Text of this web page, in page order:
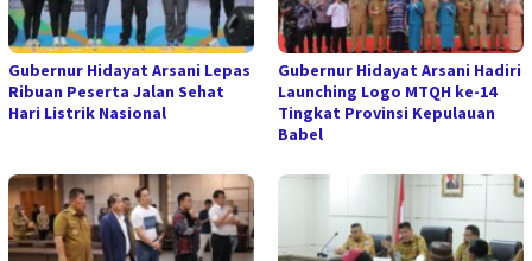
Gubernur Hidayat Arsani Lepas
Ribuan Peserta Jalan Sehat
Hari Listrik Nasional
Gubernur Hidayat Arsani Hadiri
Launching Logo MTQH ke-14
Tingkat Provinsi Kepulauan
Babel